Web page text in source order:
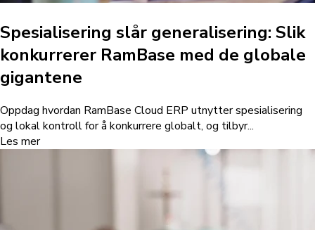
Spesialisering slår generalisering: Slik
konkurrerer RamBase med de globale
gigantene
Oppdag hvordan RamBase Cloud ERP utnytter spesialisering
og lokal kontroll for å konkurrere globalt, og tilbyr...
Les mer